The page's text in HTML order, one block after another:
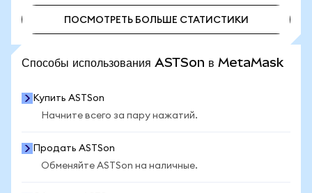
ПОСМОТРЕТЬ БОЛЬШЕ СТАТИСТИКИ
Способы использования ASTSon в MetaMask
Купить ASTSon
Начните всего за пару нажатий.
Продать ASTSon
Обменяйте ASTSon на наличные.